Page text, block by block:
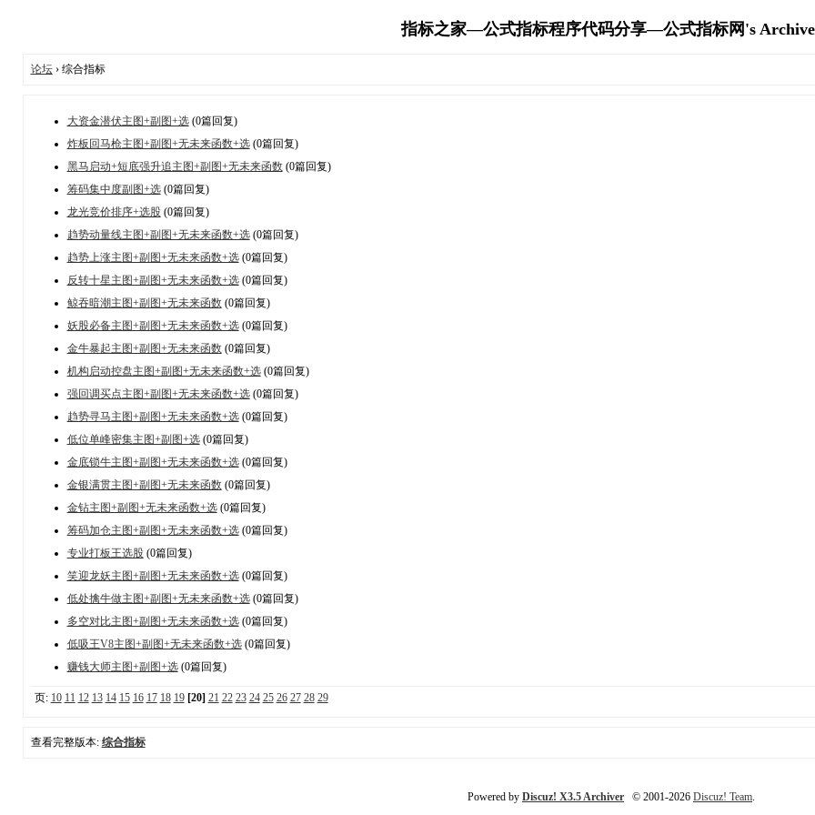
指标之家—公式指标程序代码分享—公式指标网's
论坛› 综合指标
大资金潜伏主图+副图+选(0篇回复)
炸板回马枪主图+副图+无未来函数+选(0篇回复)
黑马启动+短底强升追主图+副图+无未来函数(0篇回复)
筹码集中度副图+选(0篇回复)
龙光竞价排序+选股(0篇回复)
趋势动量线主图+副图+无未来函数+选(0篇回复)
趋势上涨主图+副图+无未来函数+选(0篇回复)
反转十星主图+副图+无未来函数+选(0篇回复)
鲸吞暗潮主图+副图+无未来函数(0篇回复)
妖股必备主图+副图+无未来函数+选(0篇回复)
金牛暴起主图+副图+无未来函数(0篇回复)
机构启动控盘主图+副图+无未来函数+选(0篇回复)
强回调买点主图+副图+无未来函数+选(0篇回复)
趋势寻马主图+副图+无未来函数+选(0篇回复)
低位单峰密集主图+副图+选(0篇回复)
金底锁牛主图+副图+无未来函数+选(0篇回复)
金银满贯主图+副图+无未来函数(0篇回复)
金钻主图+副图+无未来函数+选(0篇回复)
筹码加仓主图+副图+无未来函数+选(0篇回复)
专业打板王选股(0篇回复)
笑迎龙妖主图+副图+无未来函数+选(0篇回复)
低处擒牛做主图+副图+无未来函数+选(0篇回复)
多空对比主图+副图+无未来函数+选(0篇回复)
低吸王V8主图+副图+无未来函数+选(0篇回复)
赚钱大师主图+副图+选(0篇回复)
页: 10 11 12 13 14 15 16 17 18 19 [20] 21 22 23 24 25 26 27 28 29
查看完整版本: 综合指标
Powered by Discuz! X3.5 Archiver © 2001-2026 Discuz! Team.